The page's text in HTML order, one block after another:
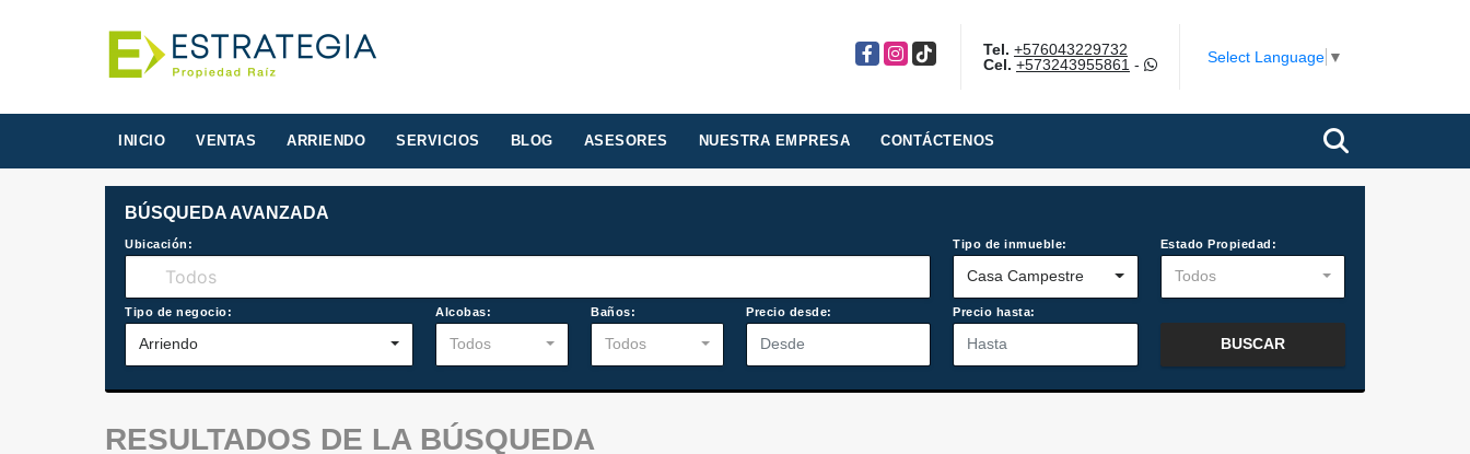
Facebook
Instagram
TikTok Tel. +576043229732
Cel. +573243955861 - Select Language ▼
INICIO VENTAS ARRIENDO SERVICIOS BLOG ASESORES NUESTRA EMPRESA CONTÁCTENOS
BÚSQUEDA AVANZADA
Ubicación: Tipo de inmueble:
Casa Campestre
Estado Propiedad:
Todos
Tipo de negocio:
Arriendo
Alcobas:
Todos
Baños:
Todos
Precio desde: Precio hasta:
BUSCAR
RESULTADOS DE LA BÚSQUEDA